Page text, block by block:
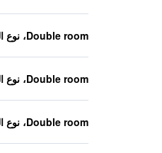
Double room، نوع السرير غير معروف
Double room، نوع السرير غير معروف
Double room، نوع السرير غير معروف